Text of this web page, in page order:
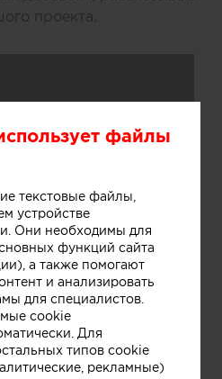
проекта.
файлы
текстовые файлы,
устройстве
Они необходимы для
функций сайта
а также помогают
и анализировать
для специалистов.
cookie
Для
типов cookie
рекламные)